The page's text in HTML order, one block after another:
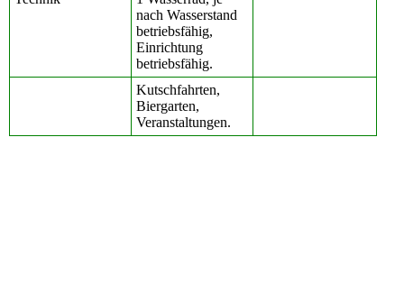
nach Wasserstand
betriebsfähig,
Einrichtung
betriebsfähig.
Kutschfahrten,
Biergarten,
Veranstaltungen.